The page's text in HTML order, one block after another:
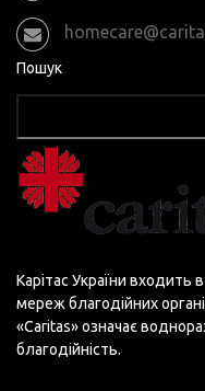
Пошук
Карітас України входить
мереж благодійних
«Сaritas» означає
благодійність.